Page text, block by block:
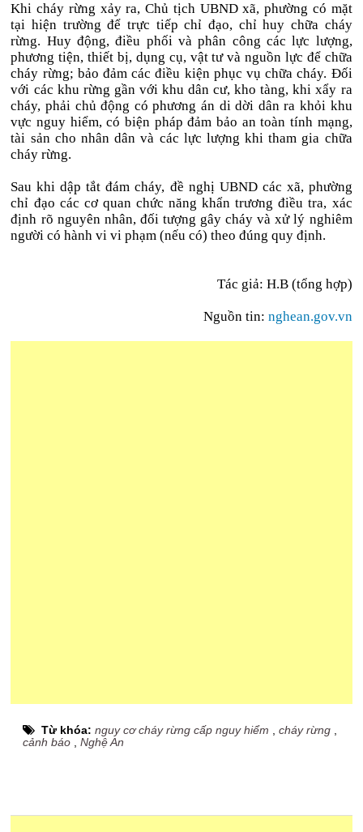
Khi cháy rừng xảy ra, Chủ tịch UBND xã, phường có mặt
tại hiện trường để trực tiếp chỉ đạo, chỉ huy chữa cháy
rừng. Huy động, điều phối và phân công các lực lượng,
phương tiện, thiết bị, dụng cụ, vật tư và nguồn lực để chữa
cháy rừng; bảo đảm các điều kiện phục vụ chữa cháy. Đối
với các khu rừng gần với khu dân cư, kho tàng, khi xẩy ra
cháy, phải chủ động có phương án di dời dân ra khỏi khu
vực nguy hiểm, có biện pháp đảm bảo an toàn tính mạng,
tài sản cho nhân dân và các lực lượng khi tham gia chữa
cháy rừng.
Sau khi dập tắt đám cháy, đề nghị UBND các xã, phường
chỉ đạo các cơ quan chức năng khẩn trương điều tra, xác
định rõ nguyên nhân, đối tượng gây cháy và xử lý nghiêm
người có hành vi vi phạm (nếu có) theo đúng quy định.
Tác giả: H.B (tổng hợp)
Nguồn tin: nghean.gov.vn
Từ khóa:nguy cơ cháy rừng cấp nguy hiểm ,cháy rừng
cảnh báo ,Nghệ An